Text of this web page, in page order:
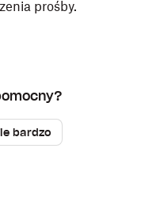
prośby.
bardzo